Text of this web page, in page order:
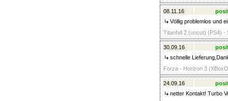
08.11.16
Völlig problemlos und
Titanfall 2 (uncut) (PS4) -
30.09.16
schnelle
Forza - Horizon 3
24.09.16
netter Kontakt! Turbo